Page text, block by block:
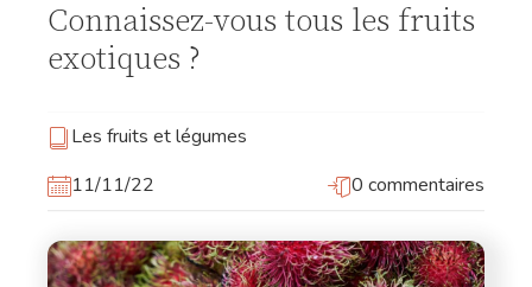
Connaissez-vous tous les fruits
exotiques ?
Les fruits et légumes
11/11/22
0 commentaires